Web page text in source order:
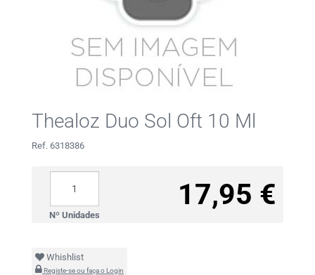
Thealoz Duo Sol Oft 10 Ml
Ref. 6318386
17,95 €
Nº Unidades
Whishlist
Registe-se ou faça o Login